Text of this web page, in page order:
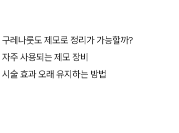
레나룻도 제모로 정리가 가능할까?
주 사용되는 제모 장비
술 효과 오래 유지하는 방법